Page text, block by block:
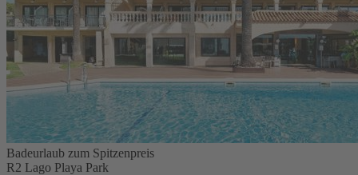
Badeurlaub zum Spitzenpreis
R2 Lago Playa Park